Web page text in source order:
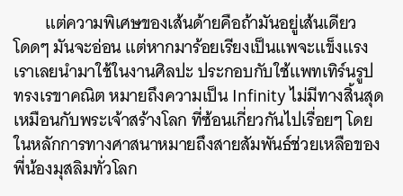
แต่ความพิเศษของเส้นด้ายคือถ้ามันอยู่เส้นเดียว
โดดๆ มันจะอ่อน แต่หากมาร้อยเรียงเป็นแพจะแข็งแรง
เราเลยนำมาใช้ในงานศิลปะ ประกอบกับใช้แพทเทิร์นรูป
ทรงเรขาคณิต หมายถึงความเป็น Infinity ไม่มีทางสิ้นสุด
เหมือนกับพระเจ้าสร้างโลก ที่ซ้อนเกี่ยวกันไปเรื่อยๆ โดย
ในหลักการทางศาสนาหมายถึงสายสัมพันธ์ช่วยเหลือของ
พี่น้องมุสลิมทั่วโลก